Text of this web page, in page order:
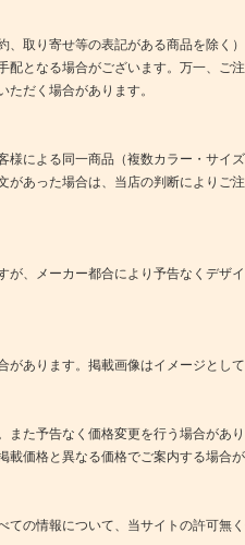
取り寄せ等の表記がある商品を除く
配となる場合がございます。万一、ご
だく場合があります。
による同一商品（複数カラー・サイ
あった場合は、当店の判断によりご
、メーカー都合により予告なくデザ
あります。掲載画像はイメージとして
た予告なく価格変更を行う場合があり
価格と異なる価格でご案内する場合が
の情報について、当サイトの許可無く